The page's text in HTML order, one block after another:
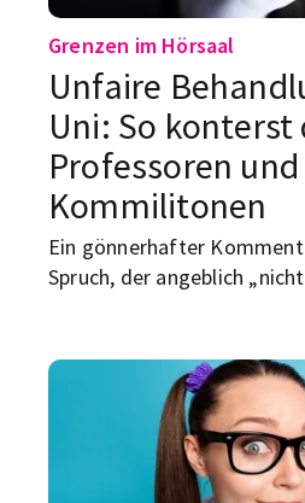
Grenzen im Hörsaal
Unfaire
Uni: So konterst
Professoren und
Kommilitonen
Ein gönnerhafter
Spruch, der angeblich
unangenehm – oder
das macht den Uni-Alltag
Man soll ruhig bleiben,
funktionieren. Nur hilft dir
jemand regelmäßig